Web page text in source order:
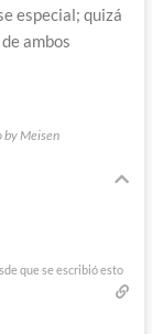
especial; quizá
ambos
by Meisen
que se escribió esto